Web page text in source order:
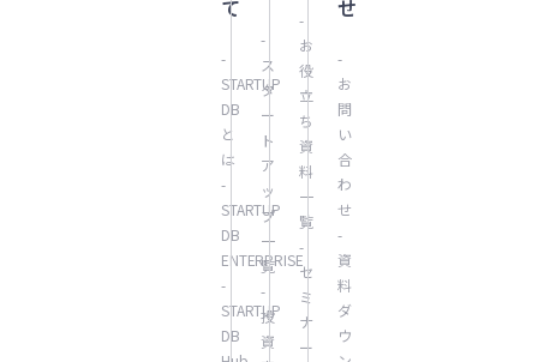
て
-
STARTUP
DB
と
は
-
STARTUP
DB
ENTERPRISE
-
STARTUP
DB
-
ス
タ
ー
ト
ア
ッ
プ
一
覧
-
投
資
-
お
役
立
ち
資
料
一
覧
-
セ
ミ
ナ
ー
せ
-
お
問
い
合
わ
せ
-
資
料
ダ
ウ